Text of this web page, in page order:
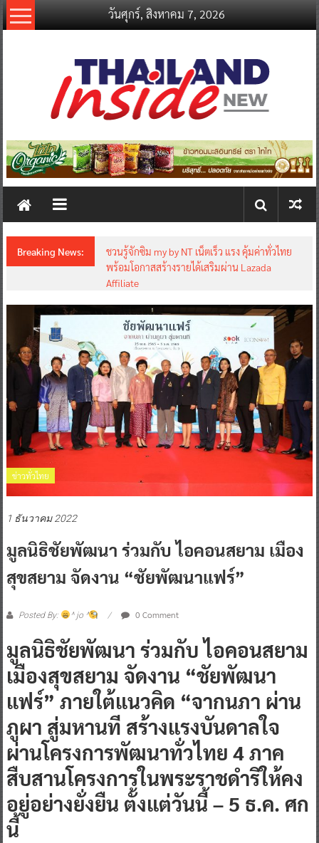
Skip
to
วันศุกร์, สิงหาคม 7, 2026
thailandinsidenew.com
Thailand
New
Breaking News:
ชวนรู้จักซิม my by NT เน็ตเร็ว แรง คุ้มค่าทั่วไทย
พร้อมโอกาสสร้างรายได้เสริมผ่าน Lazada
Affiliate
ข่าวทั่วไทย
1 ธันวาคม 2022
มูลนิธิชัยพัฒนา ร่วมกับ ไอคอนสยาม เมือง
สุขสยาม จัดงาน “ชัยพัฒนาแฟร์”
Posted By: ^ jo ^ 0 Comment
มูลนิธิชัยพัฒนา ร่วมกับ ไอคอนสยาม
เมืองสุขสยาม จัดงาน “ชัยพัฒนา
แฟร์” ภายใต้แนวคิด “จากนภา ผ่าน
ภูผา สู่มหานที สร้างแรงบันดาลใจ
ผ่านโครงการพัฒนาทั่วไทย 4 ภาค
สืบสานโครงการในพระราชดำริให้คง
อยู่อย่างยั่งยืน ตั้งแต่วันนี้ – 5 ธ.ค. ศก
นี้